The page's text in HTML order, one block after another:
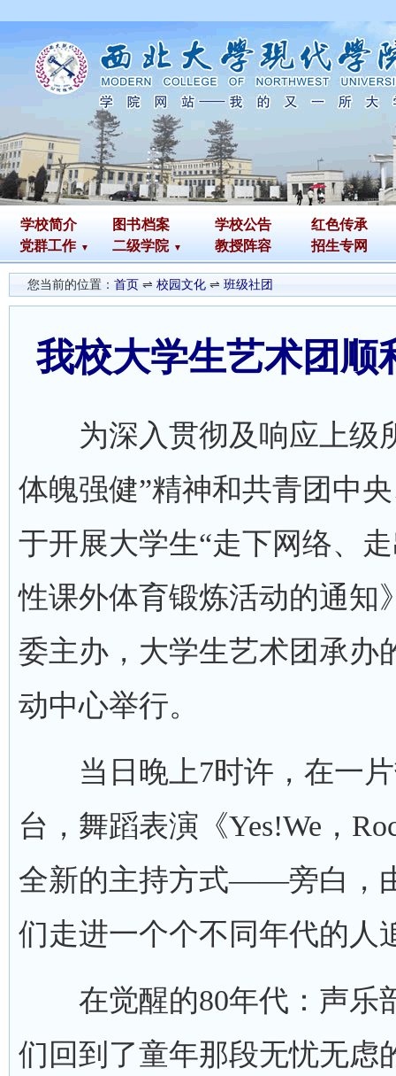
学校简介 图书档案 学校公告
红色传承
党群工作
二级学院 教授阵容 招生专网
您当前的位置： 首页 ⇌ 校园文化 ⇌ 班级社团
我校大学生艺术团顺
为深入贯彻及响应上级
体魄强健”精神和共青团中
于开展大学生“走下网络、
性课外体育锻炼活动的通知
委主办，大学生艺术团承办
动中心举行。
当日晚上7时许，在一片
台，舞蹈表演《Yes!We，
全新的主持方式——旁白，
们走进一个个不同年代的人
在觉醒的80年代：声乐
们回到了童年那段无忧无虑